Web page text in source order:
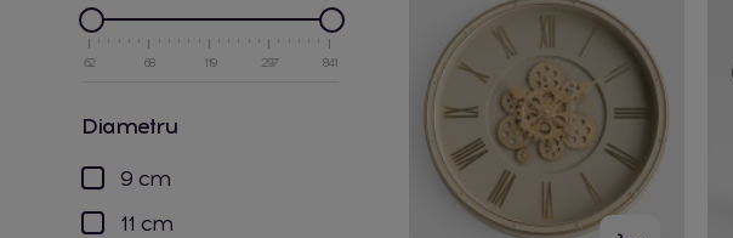
62 68 119 297 841
diametru
9 cm
11 cm